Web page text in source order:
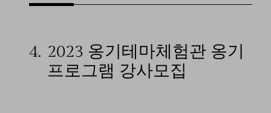
4. 2023 옹기테마체험관 옹기
프로그램 강사모집